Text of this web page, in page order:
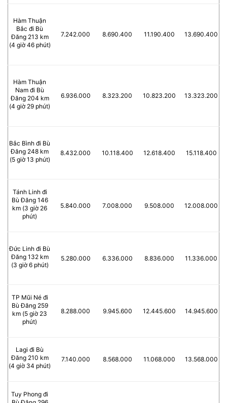
Hàm Thuận
Bắc đi Bù
Đăng 213 km
(4 giờ 46 phút)
7.242.000 8.690.400 11.190.400 13.690.400
Hàm Thuận
Nam đi Bù
Đăng 204 km
(4 giờ 29 phút)
6.936.000 8.323.200 10.823.200 13.323.200
Bắc Bình đi Bù
Đăng 248 km
(5 giờ 13 phút)
8.432.000 10.118.400 12.618.400 15.118.400
Tánh Linh đi
Bù Đăng 146
km (3 giờ 26
phút)
5.840.000 7.008.000 9.508.000 12.008.000
Đức Linh đi Bù
Đăng 132 km
(3 giờ 6 phút)
5.280.000 6.336.000 8.836.000 11.336.000
TP Mũi Né đi
Bù Đăng 259
km (5 giờ 23
phút)
8.288.000 9.945.600 12.445.600 14.945.600
Lagi đi Bù
Đăng 210 km
(4 giờ 34 phút)
7.140.000 8.568.000 11.068.000 13.568.000
Tuy Phong đi